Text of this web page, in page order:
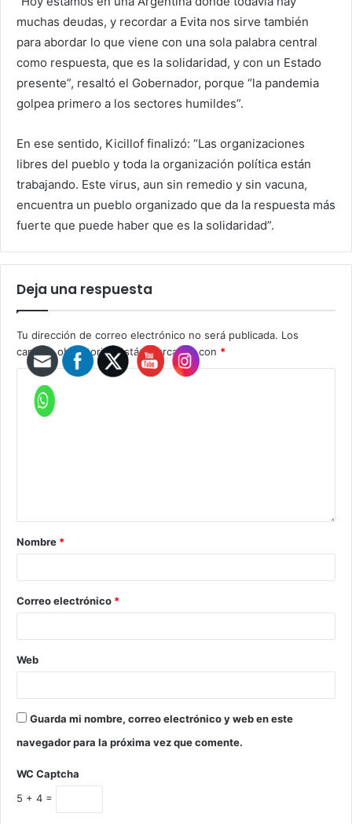
muchas deudas, y recordar a Evita nos sirve también
para abordar lo que viene con una sola palabra central
como respuesta, que es la solidaridad, y con un Estado
presente”, resaltó el Gobernador, porque “la pandemia
golpea primero a los sectores humildes”.
En ese sentido, Kicillof finalizó: “Las organizaciones
libres del pueblo y toda la organización política están
trabajando. Este virus, aun sin remedio y sin vacuna,
encuentra un pueblo organizado que da la respuesta más
fuerte que puede haber que es la solidaridad”.
Deja una respuesta
Tu dirección de correo electrónico no será publicada. Los
campos obligatorios están marcados con *
Nombre *
Correo electrónico *
Web
Guarda mi nombre, correo electrónico y web en este
navegador para la próxima vez que comente.
WC Captcha
5 + 4 =